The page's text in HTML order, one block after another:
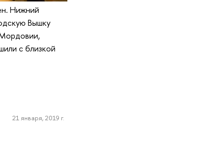
Нижний
Вышку
с близкой
21 января, 2019 г.